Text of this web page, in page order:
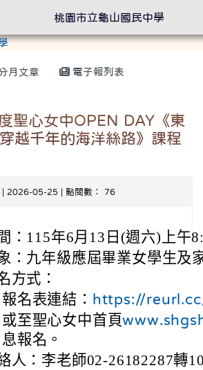
月文章 電子報列表
聖心女中OPEN DAY《東
越千年的海洋絲路》課程
| 2026-05-25 | 點閱數： 76
：115年6月13日(週六)上午
：九年級應屆畢業女學生及
方式：
報名表連結： https://
或至聖心女中首頁
息報名。
人：李老師02-26182287轉
桃園市立龜山國民中學